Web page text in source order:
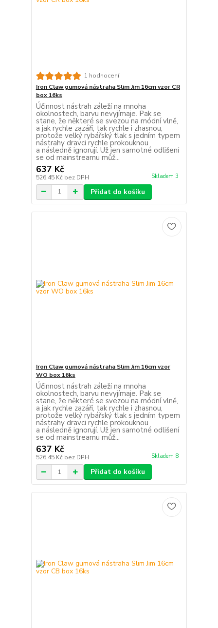
1 hodnocení
Iron Claw gumová nástraha Slim Jim 16cm vzor CR
box 16ks
Účinnost nástrah záleží na mnoha
okolnostech, barvu nevyjímaje. Pak se
stane, že některé se svezou na módní vlně,
a jak rychle zazáří, tak rychle i zhasnou,
protože velký rybářský tlak s jedním typem
nástrahy dravci rychle prokouknou
a následně ignorují. Už jen samotné odlišení
se od mainstreamu můž...
637 Kč
526,45 Kč bez DPH Skladem 3
Přidat do košíku
Iron Claw gumová nástraha Slim Jim 16cm vzor
WO box 16ks
Účinnost nástrah záleží na mnoha
okolnostech, barvu nevyjímaje. Pak se
stane, že některé se svezou na módní vlně,
a jak rychle zazáří, tak rychle i zhasnou,
protože velký rybářský tlak s jedním typem
nástrahy dravci rychle prokouknou
a následně ignorují. Už jen samotné odlišení
se od mainstreamu můž...
637 Kč
526,45 Kč bez DPH Skladem 8
Přidat do košíku